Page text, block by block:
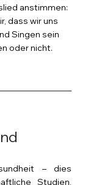
anstimmen:
dass wir uns
Singen sein
oder nicht.
– dies
Studien,